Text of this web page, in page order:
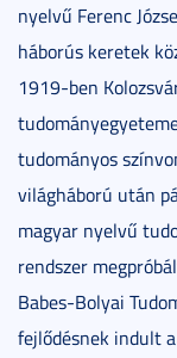
nyelvű Ferenc
háborús keretek
1919-ben
tudományos
világháború után
magyar nyelvű
rendszer
Babes-Bolyai
fejlődésnek indult